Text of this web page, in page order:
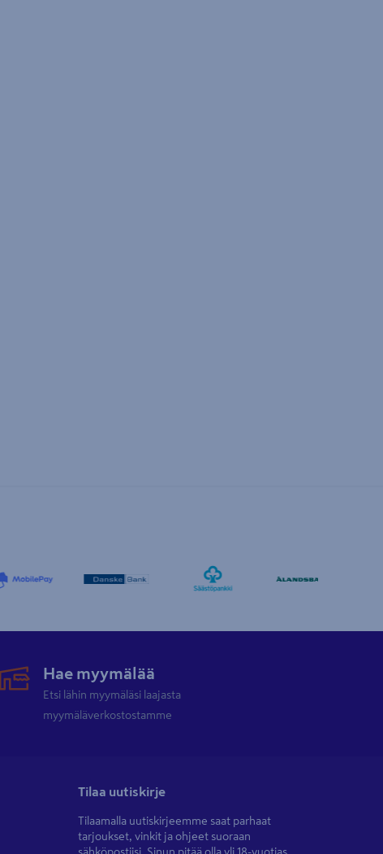
Hae myymälää
Etsi lähin myymäläsi laajasta
myymäläverkostostamme
Tilaa uutiskirje
Tilaamalla uutiskirjeemme saat parhaat
tarjoukset, vinkit ja ohjeet suoraan
sähköpostiisi. Sinun pitää olla yli 18-vuotias